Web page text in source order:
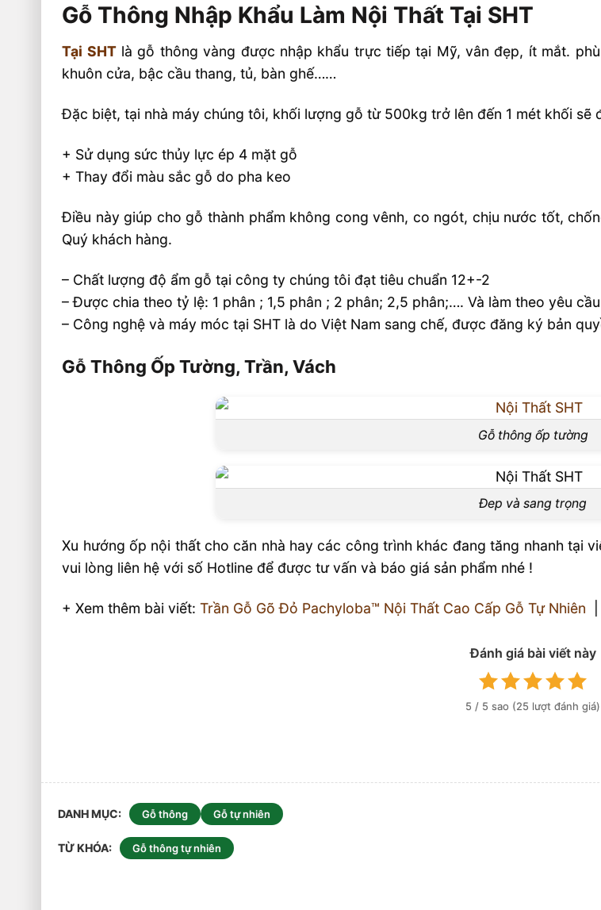
Gỗ Thông Nhập Khẩu Làm Nội Thất Tại SHT
Tại SHTlà gỗ thông vàng được nhập khẩu trực tiếp tại Mỹ, vân đẹp, ít mắt.
khuôn cửa, bậc cầu thang, tủ, bàn ghế……
Đặc biệt, tại nhà máy chúng tôi, khối lượng gỗ từ 500kg trở lên đến 1 mét khối sẽ
+ Sử dụng sức thủy lực ép 4 mặt gỗ
+ Thay đổi màu sắc gỗ do pha keo
Điều này giúp cho gỗ thành phẩm không cong vênh, co ngót, chịu nước tốt,
Quý khách hàng.
– Chất lượng độ ẩm gỗ tại công ty chúng tôi đạt tiêu chuẩn 12+-2
– Được chia theo tỷ lệ: 1 phân ; 1,5 phân ; 2 phân; 2,5 phân;…. Và làm theo yêu
– Công nghệ và máy móc tại SHT là do Việt Nam sang chế, được đăng ký bản
Gỗ Thông Ốp Tường, Trần, Vách
Gỗ thông ốp tường
Đep và sang trọng
Xu hướng ốp nội thất cho căn nhà hay các công trình khác đang tăng nhanh tại
vui lòng liên hệ với số Hotline để được tư vấn và báo giá sản phẩm nhé !
+ Xem thêm bài viết:Trần Gỗ Gõ Đỏ Pachyloba™ Nội Thất Cao Cấp Gỗ Tự Nhiên
Đánh giá bài viết này
5 / 5 sao (25 lượt đánh giá)
DANH MỤC Gỗ thông Gỗ tự nhiên
TỪ KHÓA Gỗ thông tự nhiên